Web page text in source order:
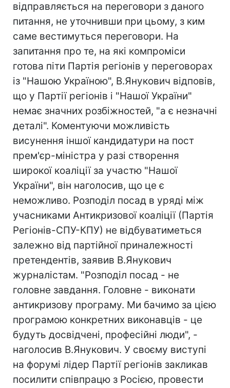
відправляється на переговори з даного
питання, не уточнивши при цьому, з ким
саме вестимуться переговори. На
запитання про те, на які компроміси
готова піти Партія регіонів у переговорах
із "Нашою Україною", В.Янукович відповів,
що у Партії регіонів і "Нашої України"
немає значних розбіжностей, "а є незначні
деталі". Коментуючи можливість
висунення іншої кандидатури на пост
прем'єр-міністра у разі створення
широкої коаліції за участю "Нашої
України", він наголосив, що це є
неможливо. Розподіл посад в уряді між
учасниками Антикризової коаліції (Партія
Регіонів-СПУ-КПУ) не відбуватиметься
залежно від партійної приналежності
претендентів, заявив В.Янукович
журналістам. "Розподіл посад - не
головне завдання. Головне - виконати
антикризову програму. Ми бачимо за цією
програмою конкретних виконавців - це
будуть досвідчені, професійні люди", -
наголосив В.Янукович. У своєму виступі
на форумі лідер Партії регіонів закликав
посилити співпрацю з Росією, провести